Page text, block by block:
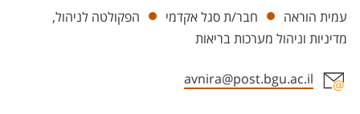
יחידות
עמית הוראה חבר/ת סגל אקדמי
הפקולטה לניהול,
מדיניות וניהול מערכות בריאות
avnira@post.bgu.ac.il